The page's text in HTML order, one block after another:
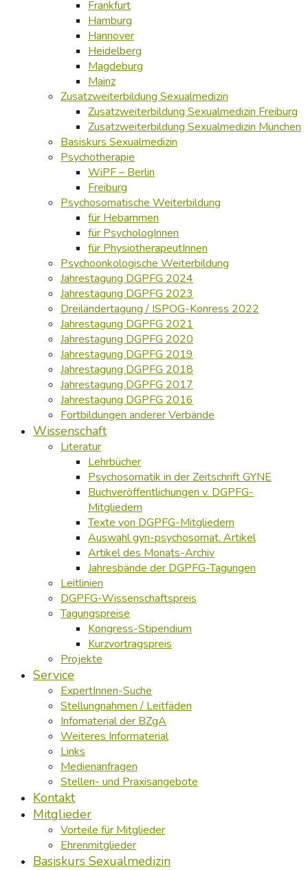
Frankfurt
Hamburg
Hannover
Heidelberg
Magdeburg
Mainz
Zusatzweiterbildung Sexualmedizin
Zusatzweiterbildung Sexualmedizin Freiburg
Zusatzweiterbildung Sexualmedizin München
Basiskurs Sexualmedizin
Psychotherapie
WiPF – Berlin
Freiburg
Psychosomatische Weiterbildung
für Hebammen
für PsychologInnen
für PhysiotherapeutInnen
Psychoonkologische Weiterbildung
Jahrestagung DGPFG 2024
Jahrestagung DGPFG 2023
Dreiländertagung / ISPOG-Konress 2022
Jahrestagung DGPFG 2021
Jahrestagung DGPFG 2020
Jahrestagung DGPFG 2019
Jahrestagung DGPFG 2018
Jahrestagung DGPFG 2017
Jahrestagung DGPFG 2016
Fortbildungen anderer Verbände
Wissenschaft
Literatur
Lehrbücher
Psychosomatik in der Zeitschrift GYNE
Buchveröffentlichungen v. DGPFG-
Mitgliedern
Texte von DGPFG-Mitgliedern
Auswahl gyn-psychosomat. Artikel
Artikel des Monats-Archiv
Jahresbände der DGPFG-Tagungen
Leitlinien
DGPFG-Wissenschaftspreis
Tagungspreise
Kongress-Stipendium
Kurzvortragspreis
Projekte
Service
ExpertInnen-Suche
Stellungnahmen / Leitfäden
Infomaterial der BZgA
Weiteres Informaterial
Links
Medienanfragen
Stellen- und Praxisangebote
Kontakt
Mitglieder
Vorteile für Mitglieder
Ehrenmitglieder
Basiskurs Sexualmedizin